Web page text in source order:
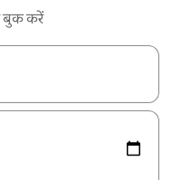
बुक करें
की' का इस्तेमाल करके नेविगेट